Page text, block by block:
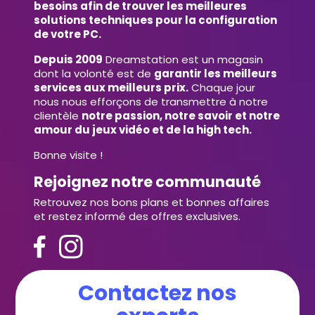
besoins afin de trouver les meilleures
solutions techniques pour la configuration
de votre PC.
Depuis 2009 Dreamstation est un magasin
dont la volonté est de garantir les meilleurs
services aux meilleurs prix.Chaque jour
nous nous efforçons de transmettre à notre
clientèle notre passion, notre savoir et notre
amour du jeux vidéo et de la high tech.
Bonne visite !
Rejoignez notre communauté
Retrouvez nos bons plans et bonnes affaires
et restez informé des offres exclusives.
Contactez nos